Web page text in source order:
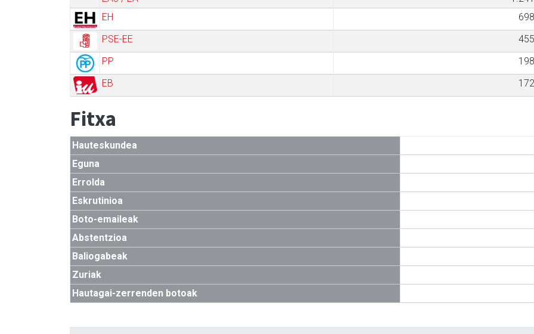
EH
698
PSE-EE
455
PP
198
EB
172
Fitxa
Hauteskundea
Eguna
Errolda
Eskrutinioa
Boto-emaileak
Abstentzioa
Baliogabeak
Zuriak
Hautagai-zerrenden botoak